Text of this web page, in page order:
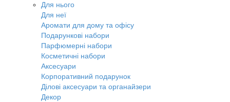
Для нього
Для неї
Аромати для дому та офісу
Подарункові набори
Парфюмерні набори
Косметичні набори
Аксесуари
Корпоративний подарунок
Ділові аксесуари та органайзери
Декор